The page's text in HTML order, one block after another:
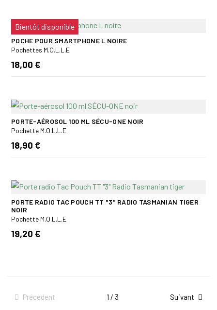
Bientôt disponible
POCHE POUR SMARTPHONE L NOIRE
Pochettes M.O.L.L.E
18,00 €
PORTE-AÉROSOL 100 ML SÉCU-ONE NOIR
Pochette M.O.L.L.E
18,90 €
PORTE RADIO TAC POUCH TT "3" RADIO TASMANIAN TIGER
NOIR
Pochette M.O.L.L.E
19,20 €
Précédent 1 / 3 Suivant